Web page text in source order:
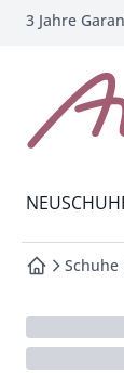
springen
springen
springen
3 Jahre
Wechsel in
NEU
zur Schuhe